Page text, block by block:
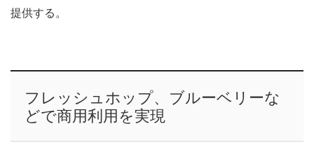
提供する。
フレッシュホップ、ブルーベリーな
どで商用利用を実現